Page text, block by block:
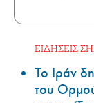
ΕΙΔΗΣΕΙΣ
Το Ιράν
του